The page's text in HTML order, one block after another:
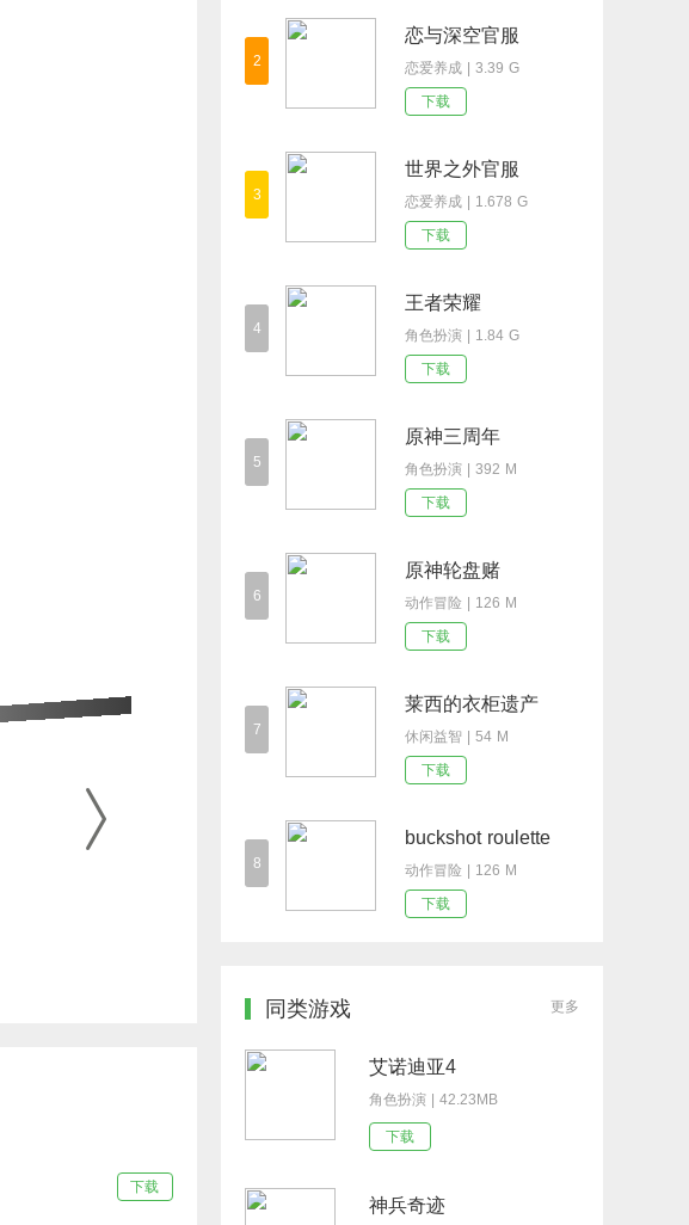
下载
2
恋与深空官服
恋爱养成 | 3.39 G
下载
3
世界之外官服
恋爱养成 | 1.678 G
下载
4
王者荣耀
角色扮演 | 1.84 G
下载
5
原神三周年
角色扮演 | 392 M
下载
6
原神轮盘赌
动作冒险 | 126 M
下载
7
莱西的衣柜遗产
休闲益智 | 54 M
下载
8
buckshot roulette
动作冒险 | 126 M
下载
同类游戏 更多
艾诺迪亚4
角色扮演 | 42.23MB
下载
神兵奇迹